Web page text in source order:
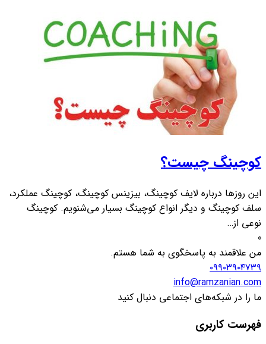
کوچینگ چیست؟
این روزها درباره لایف کوچینگ، بیزینس کوچینگ، کوچینگ عملکرد،
سلف کوچینگ و دیگر انواع کوچینگ بسیار می‌شنویم. کوچینگ
نوعی از…
0
من علاقمند به پاسخگوی به شما هستم.
۰۹۹۰۳۹۰۴۷۳۹
info@ramzanian.com
ما را در شبکه‌های اجتماعی دنبال کنید
فهرست کاربری